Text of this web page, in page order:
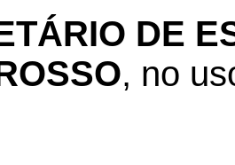
DE
, no